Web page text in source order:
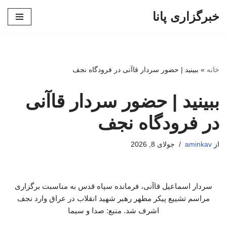
خبرگزاری پانا
خانه » ببینید | حضور سردار قاآنی در فرودگاه نجف
ببینید | حضور سردار قاآنی
در فرودگاه نجف
از aminkav جولای 8, 2026
سردار اسماعیل قاآنی، فرمانده سپاه قدس به مناسبت برگزاری
مراسم تشییع پیکر مطهر رهبر شهید انقلاب در عراق وارد نجف
اشرف شد. منبع: صدا و سیما